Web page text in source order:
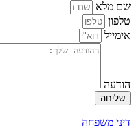
שם מלא
טלפון
אימייל
הודעה
שליחה
דיני משפחה